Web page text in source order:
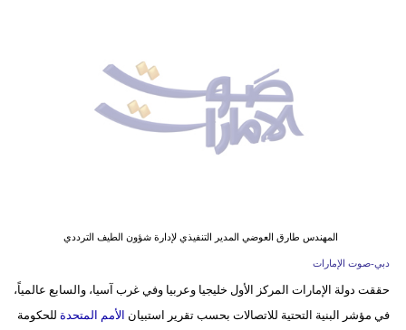
إسلامية
علوم
المهندس طارق العوضي المدير التنفيذي لإدارة شؤون الطيف الترددي
دبي-صوت الإمارات
حققت دولة الإمارات المركز الأول خليجيا وعربيا وفي غرب آسيا، والسابع عالمياً،
في مؤشر البنية التحتية للاتصالات بحسب تقرير استبيان الأمم المتحدة للحكومة